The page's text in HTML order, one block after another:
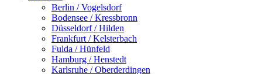
Berlin / Vogelsdorf
Bodensee / Kressbronn
Düsseldorf / Hilden
Frankfurt / Kelsterbach
Fulda / Hünfeld
Hamburg / Henstedt
Karlsruhe / Oberderdingen